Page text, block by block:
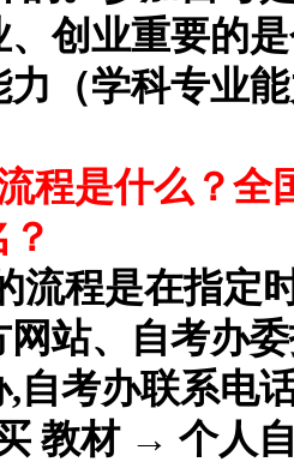
创业重要的
（学科专业
程是什么？全
流程是在指定
站、自考办
自考办联系电
教材 → 个人